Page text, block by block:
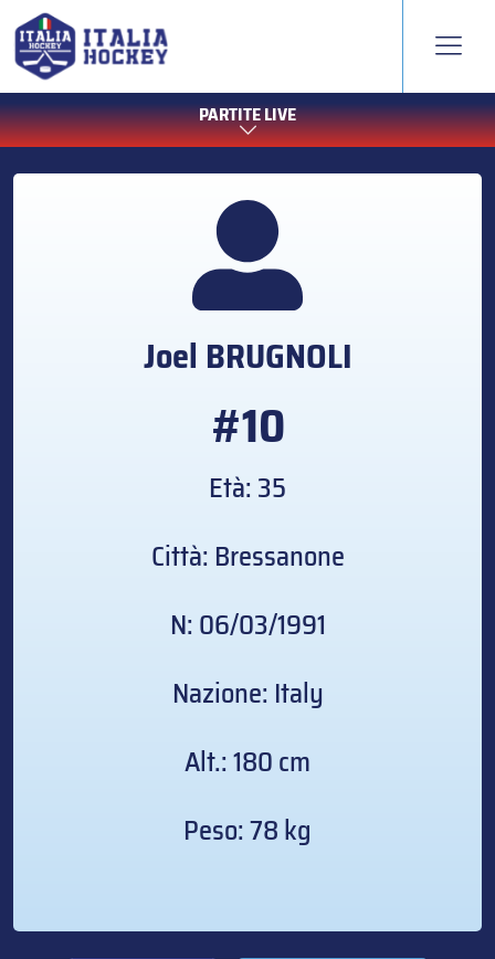
PARTITE LIVE
Joel BRUGNOLI
#10
Età: 35
Città: Bressanone
N: 06/03/1991
Nazione: Italy
Alt.: 180 cm
Peso: 78 kg